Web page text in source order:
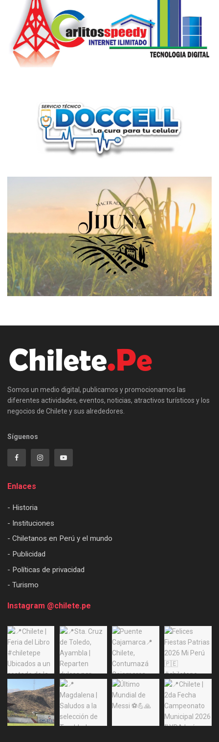
Somos un medio digital, publicamos y promocionamos las
diferentes actividades, eventos, noticias, atractivos turísticos y los
negocios de Chilete y sus alrededores.
Síguenos
Enlaces
- Historia
- Instituciones
- Chiletanos en Perú y el mundo
- Publicidad
- Políticas de privacidad
- Turismo
Instagram @chilete.pe